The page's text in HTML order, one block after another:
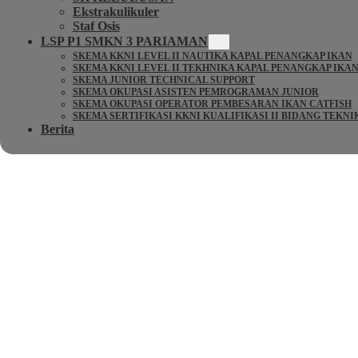
Ekstrakulikuler
Staf Osis
LSP P1 SMKN 3 PARIAMAN
SKEMA KKNI LEVEL II NAUTIKA KAPAL PENANGKAP IKAN
SKEMA KKNI LEVEL II TEKHNIKA KAPAL PENANGKAP IKAN
SKEMA JUNIOR TECHNICAL SUPPORT
SKEMA OKUPASI ASISTEN PEMROGRAMAN JUNIOR
SKEMA OKUPASI OPERATOR PEMBESARAN IKAN CATFISH
SKEMA SERTIFIKASI KKNI KUALIFIKASI II BIDANG
Berita